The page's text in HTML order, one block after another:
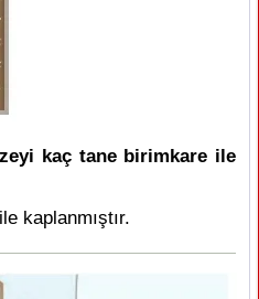
kaç tane birimkare ile
kaplanmıştır.